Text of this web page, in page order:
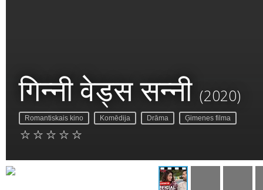
गिन्नी वेड्स सन्नी (2020)
Romantiskais kino Komēdija Drāma Ģimenes filma